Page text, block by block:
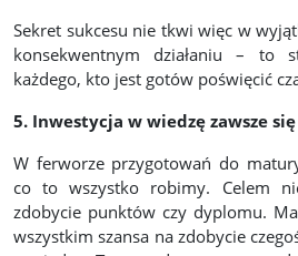
Sekret sukcesu nie tkwi więc w
konsekwentnym działaniu – to
każdego, kto jest gotów poświęcić
5. Inwestycja w wiedzę zawsze
W ferworze przygotowań do
co to wszystko robimy. Celem
zdobycie punktów czy dyplomu.
wszystkim szansa na zdobycie